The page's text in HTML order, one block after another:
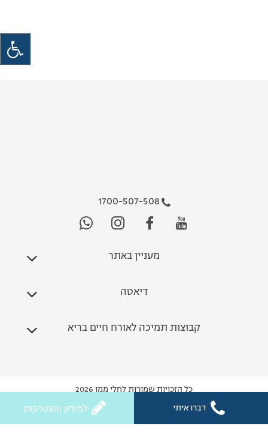
1700-507-508
מעניין באתר
דיאטה
קבוצות תמיכה לאורח חיים בריא
כל הזכויות שמורות לחלי ממן 2026
דברו איתי
למידע והצטרפות